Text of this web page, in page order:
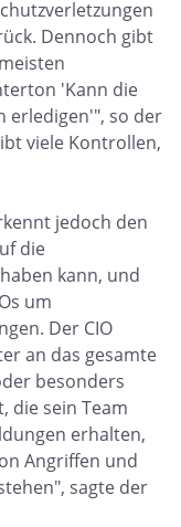
Dennoch gibt
'Kann die
erledigen'", so der
viele Kontrollen,
jedoch den
die
kann, und
um
Der CIO
an das gesamte
besonders
die sein Team
erhalten,
Angriffen und
sagte der